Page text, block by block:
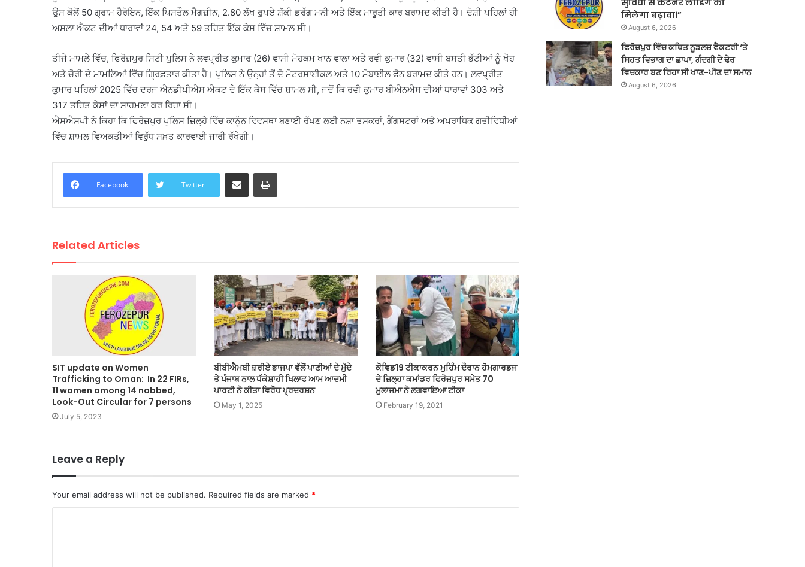
ਉਸ ਕੋਲੋਂ 50 ਗ੍ਰਾਮ ਹੈਰੋਇਨ, ਇੱਕ ਪਿਸਤੌਲ ਮੈਗਜ਼ੀਨ, 2.80 ਲੱਖ ਰੁਪਏ ਸ਼ੱਕੀ ਡਰੱਗ ਮਨੀ ਅਤੇ ਇੱਕ ਮਾਰੂਤੀ ਕਾਰ ਬਰਾਮਦ ਕੀਤੀ ਹੈ। ਦੋਸ਼ੀ ਪਹਿਲਾਂ ਹੀ
ਅਸਲਾ ਐਕਟ ਦੀਆਂ ਧਾਰਾਵਾਂ 24, 54 ਅਤੇ 59 ਤਹਿਤ ਇੱਕ ਕੇਸ ਵਿੱਚ ਸ਼ਾਮਲ ਸੀ।
ਤੀਜੇ ਮਾਮਲੇ ਵਿੱਚ, ਫਿਰੋਜ਼ਪੁਰ ਸਿਟੀ ਪੁਲਿਸ ਨੇ ਲਵਪ੍ਰੀਤ ਕੁਮਾਰ (26) ਵਾਸੀ ਮੋਹਕਮ ਖਾਨ ਵਾਲਾ ਅਤੇ ਰਵੀ ਕੁਮਾਰ (32) ਵਾਸੀ ਬਸਤੀ ਭੱਟੀਆਂ ਨੂੰ ਖੋਹ
ਅਤੇ ਚੋਰੀ ਦੇ ਮਾਮਲਿਆਂ ਵਿੱਚ ਗ੍ਰਿਫ਼ਤਾਰ ਕੀਤਾ ਹੈ। ਪੁਲਿਸ ਨੇ ਉਨ੍ਹਾਂ ਤੋਂ ਦੋ ਮੋਟਰਸਾਈਕਲ ਅਤੇ 10 ਮੋਬਾਈਲ ਫੋਨ ਬਰਾਮਦ ਕੀਤੇ ਹਨ। ਲਵਪ੍ਰੀਤ
ਕੁਮਾਰ ਪਹਿਲਾਂ 2025 ਵਿੱਚ ਦਰਜ ਐਨਡੀਪੀਐਸ ਐਕਟ ਦੇ ਇੱਕ ਕੇਸ ਵਿੱਚ ਸ਼ਾਮਲ ਸੀ, ਜਦੋਂ ਕਿ ਰਵੀ ਕੁਮਾਰ ਬੀਐਨਐਸ ਦੀਆਂ ਧਾਰਾਵਾਂ 303 ਅਤੇ
317 ਤਹਿਤ ਕੇਸਾਂ ਦਾ ਸਾਹਮਣਾ ਕਰ ਰਿਹਾ ਸੀ।
ਐਸਐਸਪੀ ਨੇ ਕਿਹਾ ਕਿ ਫਿਰੋਜ਼ਪੁਰ ਪੁਲਿਸ ਜ਼ਿਲ੍ਹੇ ਵਿੱਚ ਕਾਨੂੰਨ ਵਿਵਸਥਾ ਬਣਾਈ ਰੱਖਣ ਲਈ ਨਸ਼ਾ ਤਸਕਰਾਂ, ਗੈਂਗਸਟਰਾਂ ਅਤੇ ਅਪਰਾਧਿਕ ਗਤੀਵਿਧੀਆਂ
ਵਿੱਚ ਸ਼ਾਮਲ ਵਿਅਕਤੀਆਂ ਵਿਰੁੱਧ ਸਖ਼ਤ ਕਾਰਵਾਈ ਜਾਰੀ ਰੱਖੇਗੀ।
Facebook Twitter
Share via Email Print
Related Articles
SIT update on Women
Trafficking to Oman: In 22 FIRs,
11 women among 14 nabbed,
Look-Out Circular for 7 persons
July 5, 2023
ਬੀਬੀਐਮਬੀ ਜ਼ਰੀਏ ਭਾਜਪਾ ਵੱਲੋਂ ਪਾਣੀਆਂ ਦੇ ਮੁੱਦੇ
ਤੇ ਪੰਜਾਬ ਨਾਲ ਧੱਕੇਸ਼ਾਹੀ ਖਿਲਾਫ ਆਮ ਆਦਮੀ
ਪਾਰਟੀ ਨੇ ਕੀਤਾ ਵਿਰੋਧ ਪ੍ਰਦਰਸ਼ਨ
May 1, 2025
ਕੋਵਿਡ19 ਟੀਕਾਕਰਨ ਮੁਹਿੰਮ ਦੌਰਾਨ ਹੋਮਗਾਰਡਜ
ਦੇ ਜ਼ਿਲ੍ਹਾ ਕਮਾਂਡਰ ਫਿਰੋਜ਼ਪੁਰ ਸਮੇਤ 70
ਮੁਲਾਜਮਾ ਨੇ ਲਗਵਾਇਆ ਟੀਕਾ
February 19, 2021
Leave a Reply
Your email address will not be published. Required fields are marked *
मिलेगा बढ़ावा।”
August 6, 2026
ਫਿਰੋਜ਼ਪੁਰ ਵਿੱਚ ਕਥਿਤ ਨੂਡਲਜ਼ ਫੈਕਟਰੀ ‘ਤੇ
ਸਿਹਤ ਵਿਭਾਗ ਦਾ ਛਾਪਾ, ਗੰਦਗੀ ਦੇ ਢੇਰ
ਵਿਚਕਾਰ ਬਣ ਰਿਹਾ ਸੀ ਖਾਣ-ਪੀਣ ਦਾ ਸਮਾਨ
August 6, 2026